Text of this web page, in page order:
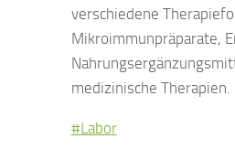
verschiedene
Mikroimmunpräparate,
medizinische Therapien.
#Labor